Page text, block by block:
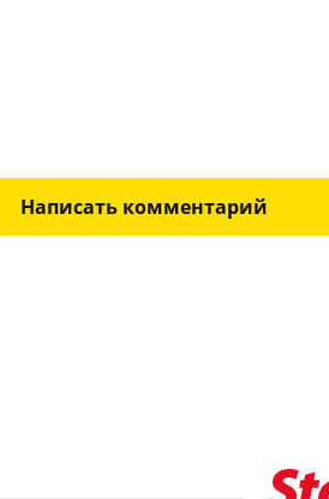
Написать комментарий